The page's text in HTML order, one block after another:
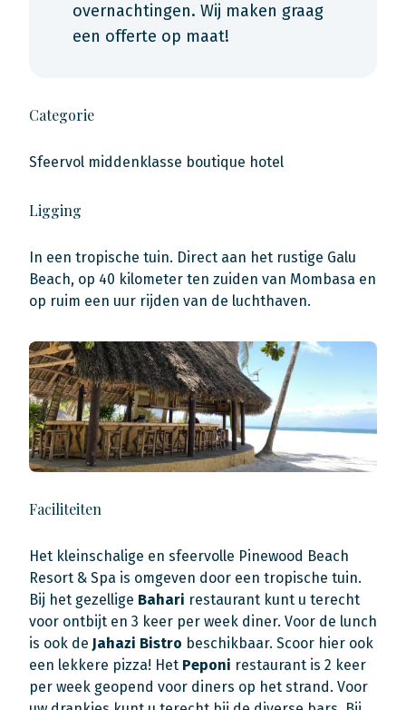
overnachtingen. Wij maken graag
een offerte op maat!
Categorie
Sfeervol middenklasse boutique hotel
Ligging
In een tropische tuin. Direct aan het rustige Galu
Beach, op 40 kilometer ten zuiden van Mombasa en
op ruim een uur rijden van de luchthaven.
Faciliteiten
Het kleinschalige en sfeervolle Pinewood Beach
Resort & Spa is omgeven door een tropische tuin.
Bij het gezellige Bahari restaurant kunt u terecht
voor ontbijt en 3 keer per week diner. Voor de lunch
is ook de Jahazi Bistro beschikbaar. Scoor hier ook
een lekkere pizza! Het Peponi restaurant is 2 keer
per week geopend voor diners op het strand. Voor